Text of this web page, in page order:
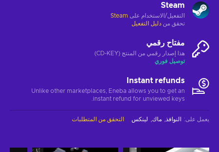
Steam
التفعيل/الاستخدام على Steam
تحقق من دليل التفعيل
مفتاح رقمي
هذا إصدار رقمي من المنتج (CD-KEY)
توصيل فوري
Instant refunds
Unlike other marketplaces, Eneba allows you to get an
instant refund for unviewed keys.
يعمل على: النوافذ ماك لينكس التحقق من المتطلبات